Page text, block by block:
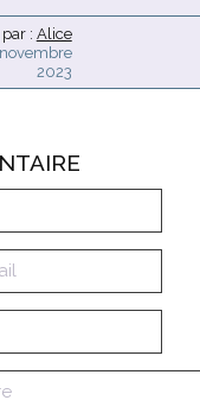
: Alice
novembre
2023